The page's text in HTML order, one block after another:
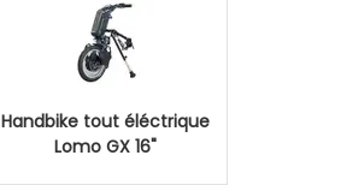
Handbike tout éléctrique
Lomo GX 16"